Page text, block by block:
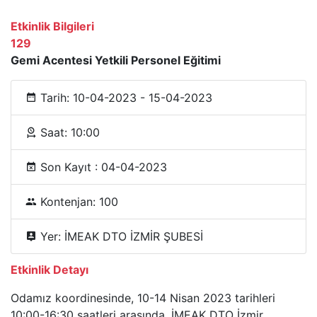
Etkinlik Bilgileri
129
Gemi Acentesi Yetkili Personel Eğitimi
Tarih: 10-04-2023 - 15-04-2023
Saat: 10:00
Son Kayıt : 04-04-2023
Kontenjan: 100
Yer: İMEAK DTO İZMİR ŞUBESİ
Etkinlik Detayı
Odamız koordinesinde, 10-14 Nisan 2023 tarihleri